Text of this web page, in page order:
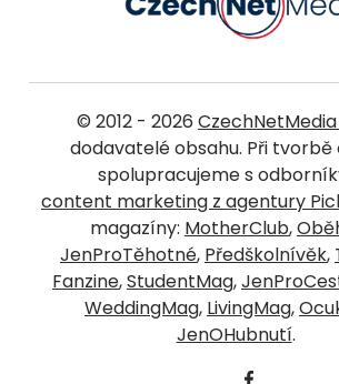
© 2012 - 2026 CzechNetMedia
dodavatelé obsahu. Při tvorbě
spolupracujeme s
content marketing z agentury
magazíny: MotherClub,
JenProTěhotné, Předškolnívěk,
Fanzine,StudentMag,
WeddingMag, LivingMag,
JenOHubnutí.